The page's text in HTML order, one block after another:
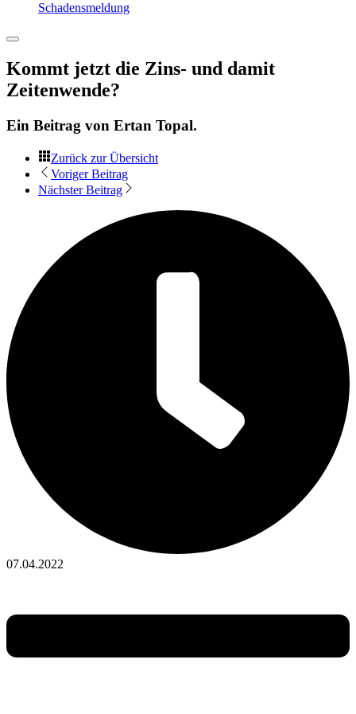
Schadensmeldung
Kommt jetzt die Zins- und damit
Zeitenwende?
Ein Beitrag von Ertan Topal.
Zurück zur Übersicht
Voriger Beitrag
Nächster Beitrag
07.04.2022